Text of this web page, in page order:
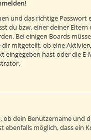
und das richtige
du bzw. einer deiner
Bei einigen Boards
mitgeteilt, ob eine
eingegeben hast oder die
ob dein Benutzername
ebenfalls möglich, dass